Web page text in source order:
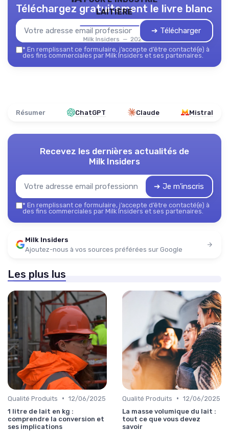
laitière
Milk Insiders — 2026
Téléchargez gratuitement le livre blanc
➔ Télécharger
* En remplissant ce formulaire, j’accepte d’être contacté(e) à
des fins commerciales par Milk Insiders et ses partenaires.
Résumer ChatGPT Claude Mistral
Recevez les dernières actualités de
Milk Insiders
➔ Je m'inscris
* En remplissant ce formulaire, j’accepte d’être contacté(e) à
des fins commerciales par Milk Insiders et ses partenaires.
Milk Insiders
Ajoutez-nous à vos sources préférées sur Google
Les plus lus
Qualité Produits • 12/06/2025
1 litre de lait en kg :
comprendre la conversion et
ses implications
Qualité Produits • 12/06/2025
La masse volumique du lait :
tout ce que vous devez
savoir